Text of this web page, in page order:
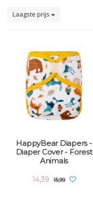
Laagste prijs
HappyBear Diapers -
Diaper Cover - Forest
Animals
14,39 15,99